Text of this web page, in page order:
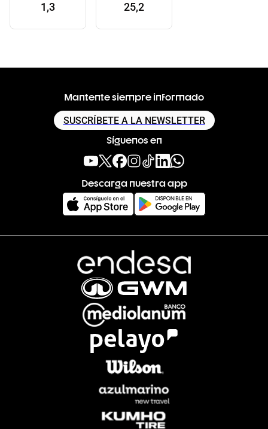
1,3 25,2
Mantente siempre informado
SUSCRÍBETE A LA NEWSLETTER
Síguenos en
Descarga nuestra app